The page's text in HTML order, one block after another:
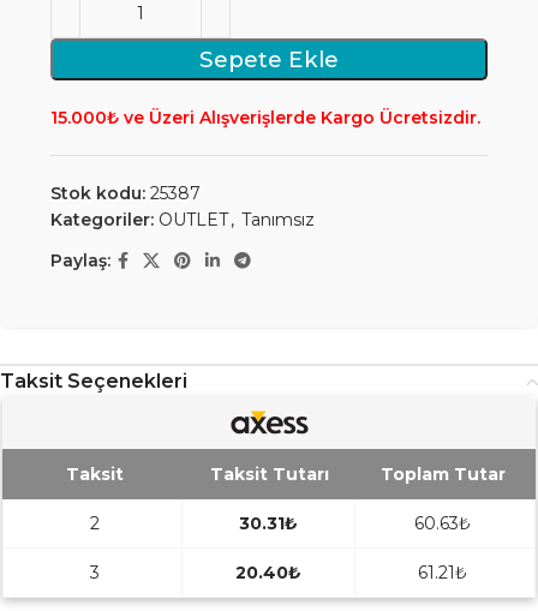
Sepete Ekle
15.000₺ ve Üzeri Alışverişlerde Kargo Ücretsizdir.
Stok kodu: 25387
Kategoriler: OUTLET, Tanımsız
Paylaş:
Taksit Seçenekleri
Taksit Taksit Tutarı Toplam Tutar
2 30.31₺ 60.63₺
3 20.40₺ 61.21₺